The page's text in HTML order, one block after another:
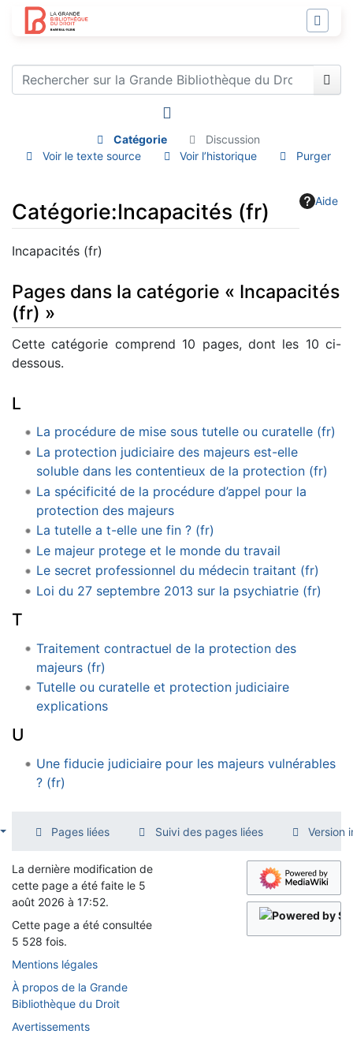
Catégorie
Discussion
Voir le texte source
Voir l’historique Purger
Aide
Catégorie:Incapacités (fr)
Aller à :navigation
Incapacités (fr)
Pages dans la catégorie « Incapacités
(fr) »
Cette catégorie comprend 10 pages, dont les 10 ci-
dessous.
L
La procédure de mise sous tutelle ou curatelle (fr)
La protection judiciaire des majeurs est-elle
soluble dans les contentieux de la protection (fr)
La spécificité de la procédure d’appel pour la
protection des majeurs
La tutelle a t-elle une fin ? (fr)
Le majeur protege et le monde du travail
Le secret professionnel du médecin traitant (fr)
Loi du 27 septembre 2013 sur la psychiatrie (fr)
T
Traitement contractuel de la protection des
majeurs (fr)
Tutelle ou curatelle et protection judiciaire
explications
U
Une fiducie judiciaire pour les majeurs vulnérables
? (fr)
Pages liées Suivi des pages liées Version
La dernière modification de
cette page a été faite le 5
août 2026 à 17:52.
Cette page a été consultée
5 528 fois.
Mentions légales
À propos de la Grande
Bibliothèque du Droit
Avertissements